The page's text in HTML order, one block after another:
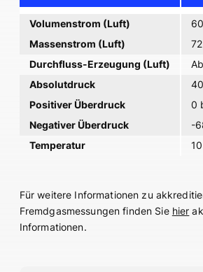
Volumenstrom (Luft)
Massenstrom (Luft)
Durchfluss-Erzeugung (Luft)
Absolutdruck
Positiver Überdruck
0
Negativer Überdruck
-
Temperatur
Für weitere Informationen zu
Fremdgasmessungen finden Sie hier
Informationen.